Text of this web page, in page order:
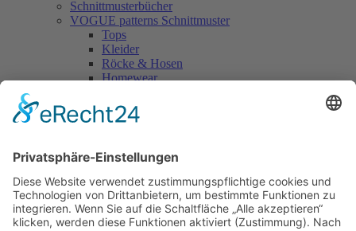
Schnittmusterbücher
VOGUE patterns Schnittmuster
Tops
Kleider
Röcke & Hosen
Homewear
Vogue Vintage
Herren
Accessoires
Einzelschnittmuster Burda
Tops
Kleider
Röcke & Hosen
Homewear